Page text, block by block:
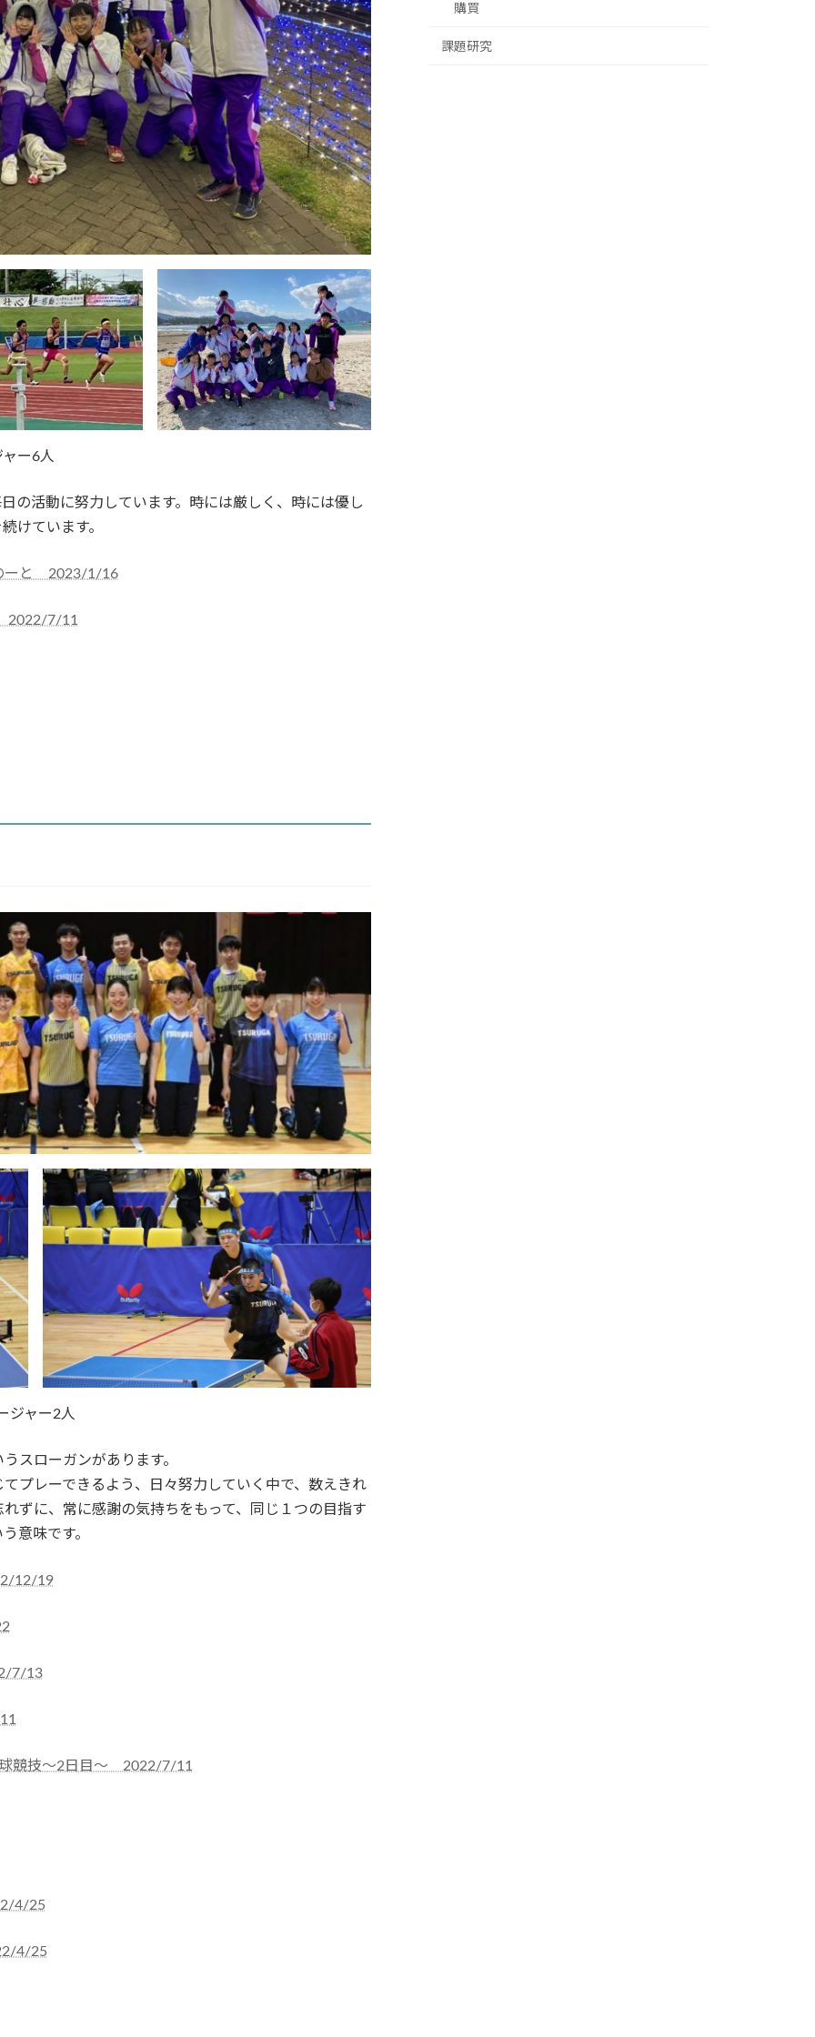
ー6人
の活動に努力しています。時には厳しく、時には優し
けています。
ーと 2023/1/16
2022/7/11
ャー2人
うスローガンがあります。
プレーできるよう、日々努力していく中で、数えきれ
ずに、常に感謝の気持ちをもって、同じ１つの目指す
意味です。
12/19
7/13
競技〜2日目〜 2022/7/11
4/25
4/25
購買
課題研究